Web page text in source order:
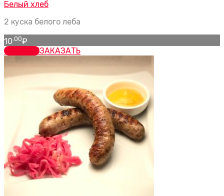
Белый хлеб
2 куска белого леба
10 .00₽
заказатьЗАКАЗАТЬ